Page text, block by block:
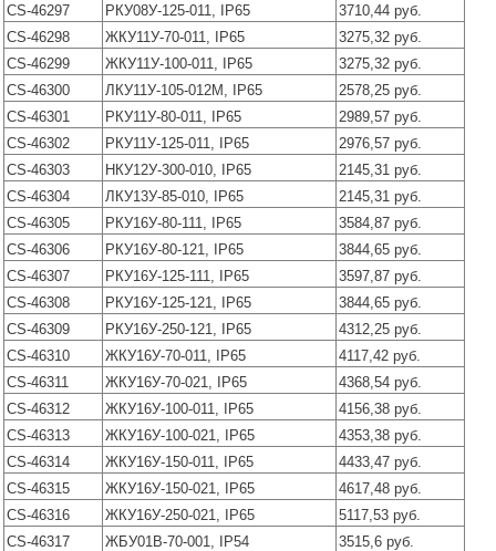
CS-46297
РКУ08У-125-011, IP65
3710,44 руб.
CS-46298
ЖКУ11У-70-011, IP65
3275,32 руб.
CS-46299
ЖКУ11У-100-011, IP65
3275,32 руб.
CS-46300
ЛКУ11У-105-012М, IP65
2578,25 руб.
CS-46301
РКУ11У-80-011, IP65
2989,57 руб.
CS-46302
РКУ11У-125-011, IP65
2976,57 руб.
CS-46303
НКУ12У-300-010, IP65
2145,31 руб.
CS-46304
ЛКУ13У-85-010, IP65
2145,31 руб.
CS-46305
РКУ16У-80-111, IP65
3584,87 руб.
CS-46306
РКУ16У-80-121, IP65
3844,65 руб.
CS-46307
РКУ16У-125-111, IP65
3597,87 руб.
CS-46308
РКУ16У-125-121, IP65
3844,65 руб.
CS-46309
РКУ16У-250-121, IP65
4312,25 руб.
CS-46310
ЖКУ16У-70-011, IP65
4117,42 руб.
CS-46311
ЖКУ16У-70-021, IP65
4368,54 руб.
CS-46312
ЖКУ16У-100-011, IP65
4156,38 руб.
CS-46313
ЖКУ16У-100-021, IP65
4353,38 руб.
CS-46314
ЖКУ16У-150-011, IP65
4433,47 руб.
CS-46315
ЖКУ16У-150-021, IP65
4617,48 руб.
CS-46316
ЖКУ16У-250-021, IP65
5117,53 руб.
CS-46317
ЖБУ01В-70-001, IP54
3515,6 руб.